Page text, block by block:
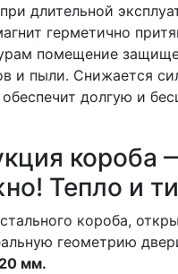
длительной
герметично
помещение
и пыли. Снижается
долгую и
короба
Тепло и
короба,
геометрию
мм.